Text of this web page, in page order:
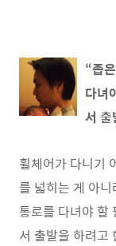
“좁
다녀
서 출
휠체어가 다니기
를 넓히는 게 아니
통로를 다녀야 할
서 출발을 하려고